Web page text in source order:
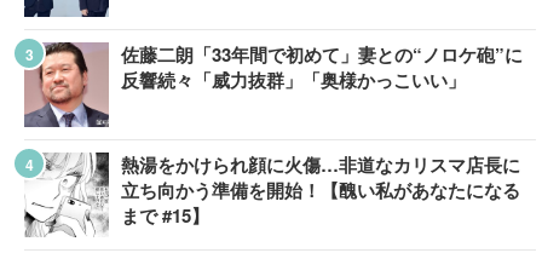
佐藤二朗「33年間で初めて」妻との“ノロケ砲”に
反響続々「威力抜群」「奥様かっこいい」
熱湯をかけられ顔に火傷…非道なカリスマ店長に
立ち向かう準備を開始！【醜い私があなたになる
まで #15】